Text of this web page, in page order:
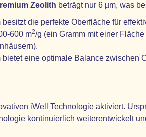
Zeolith beträgt nur 6 µm, was
die perfekte Oberfläche für
600 m2/g (ein Gramm mit einer
eine optimale Balance zwischen
iWell Technologie aktiviert.
kontinuierlich weiterentwickelt